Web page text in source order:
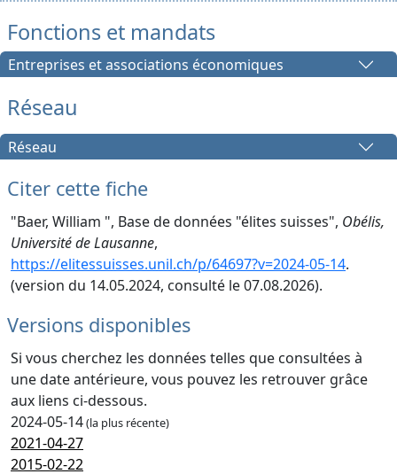
Fonctions et mandats
Entreprises et associations économiques
Réseau
Réseau
Citer cette fiche
"Baer, William ", Base de données "élites suisses", Obélis,
Université de Lausanne,
https://elitessuisses.unil.ch/p/64697?v=2024-05-14.
(version du 14.05.2024, consulté le 07.08.2026).
Versions disponibles
Si vous cherchez les données telles que consultées à
une date antérieure, vous pouvez les retrouver grâce
aux liens ci-dessous.
2024-05-14(la plus récente)
2021-04-27
2015-02-22